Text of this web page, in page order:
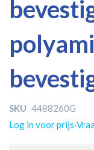
SKU 4488260G
Log in voor prijs·
afbeeldingen-
gallerij
afbeeldingen-
gallerij